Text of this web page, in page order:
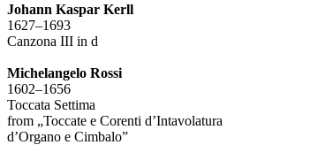
Johann Kaspar Kerll
1627–1693
Canzona III in d
Michelangelo Rossi
1602–1656
Toccata Settima
from „Toccate e Corenti d’Intavolatura
d’Organo e Cimbalo”